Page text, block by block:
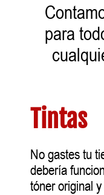
para
Tintas
No gastes tu
debería
tóner original